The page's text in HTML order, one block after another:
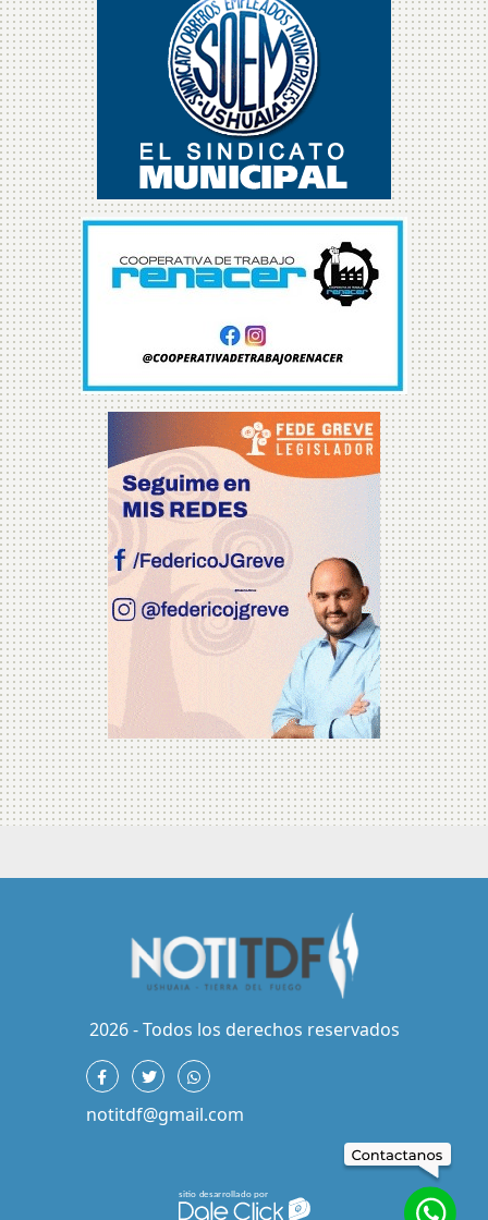
2026 - Todos los derechos reservados
notitdf@gmail.com